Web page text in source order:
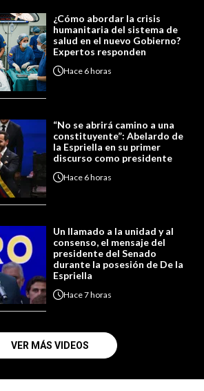
¿Cómo abordar la crisis
humanitaria del sistema de
salud en el nuevo Gobierno?
Expertos responden
Hace 6 horas
“No se abrirá camino a una
constituyente”: Abelardo de
la Espriella en su primer
discurso como presidente
Hace 6 horas
Un llamado a la unidad y al
consenso, el mensaje del
presidente del Senado
durante la posesión de De la
Espriella
Hace7 horas
VER MÁS VIDEOS